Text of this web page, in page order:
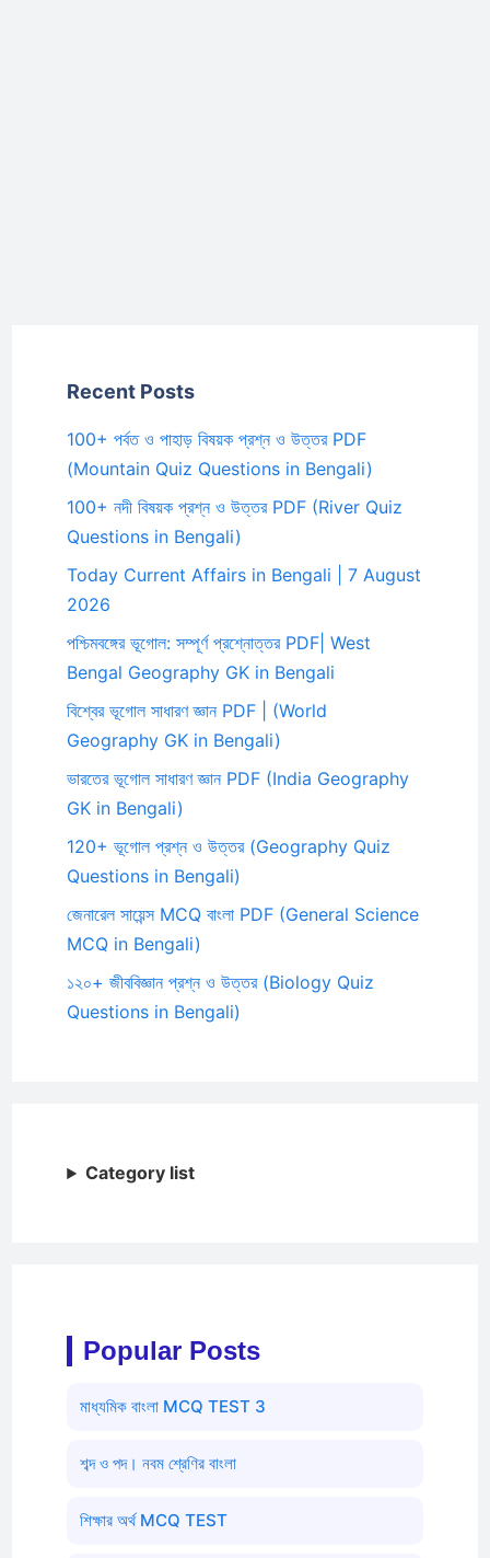
Recent Posts
100+ পর্বত ও পাহাড় বিষয়ক প্রশ্ন ও উত্তর PDF
(Mountain Quiz Questions in Bengali)
100+ নদী বিষয়ক প্রশ্ন ও উত্তর PDF (River Quiz
Questions in Bengali)
Today Current Affairs in Bengali | 7 August
2026
পশ্চিমবঙ্গের ভূগোল: সম্পূর্ণ প্রশ্নোত্তর PDF| West
Bengal Geography GK in Bengali
বিশ্বের ভূগোল সাধারণ জ্ঞান PDF | (World
Geography GK in Bengali)
ভারতের ভূগোল সাধারণ জ্ঞান PDF (India Geography
GK in Bengali)
120+ ভূগোল প্রশ্ন ও উত্তর (Geography Quiz
Questions in Bengali)
জেনারেল সায়েন্স MCQ বাংলা PDF (General Science
MCQ in Bengali)
১২০+ জীববিজ্ঞান প্রশ্ন ও উত্তর (Biology Quiz
Questions in Bengali)
Category list
Popular Posts
মাধ্যমিক বাংলা MCQ TEST 3
শব্দ ও পদ। নবম শ্রেণির বাংলা
শিক্ষার অর্থ MCQ TEST